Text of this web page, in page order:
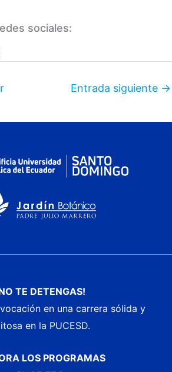
sociales:
Entrada siguiente →
TE DETENGAS!
en una carrera sólida y
en la PUCESD.
LOS PROGRAMAS